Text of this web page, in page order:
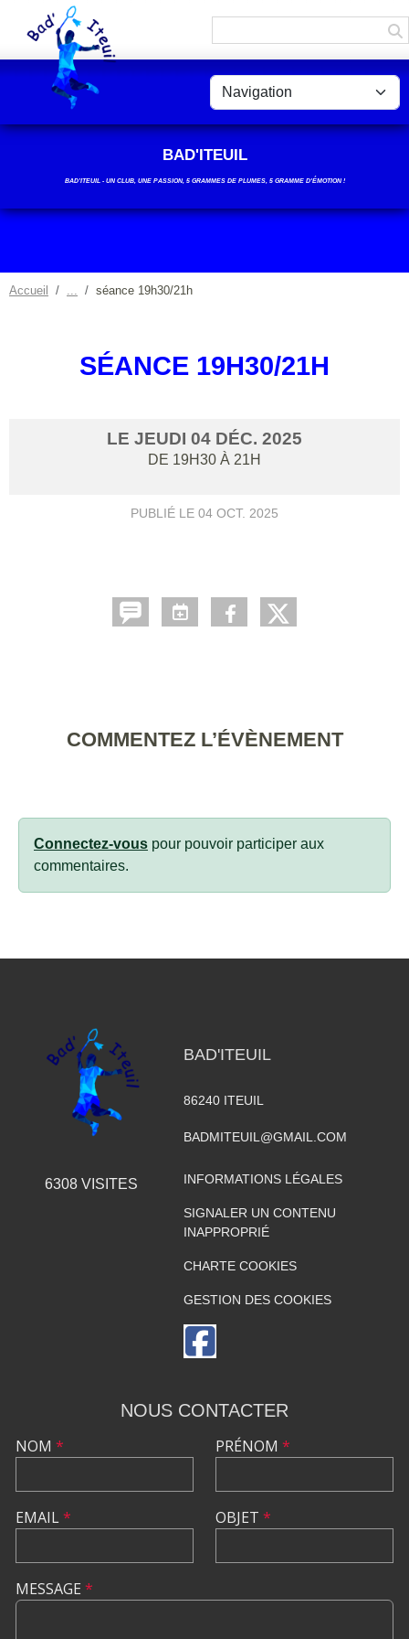
BAD'ITEUIL
BAD’ITEUIL - UN CLUB, UNE PASSION, 5 GRAMMES DE PLUMES, 5 GRAMME D'ÉMOTION !
Accueil séance 19h30/21h
SÉANCE 19H30/21H
LE JEUDI 04 DÉC. 2025
DE 19H30 À 21H
PUBLIÉ LE 04 OCT. 2025
COMMENTEZ L’ÉVÈNEMENT
Connectez-vous pour pouvoir participer aux
commentaires.
6308 VISITES
BAD'ITEUIL
86240 ITEUIL
BADMITEUIL@GMAIL.COM
INFORMATIONS LÉGALES
SIGNALER UN CONTENU
INAPPROPRIÉ
CHARTE COOKIES
GESTION DES COOKIES
NOUS CONTACTER
NOM *
EMAIL*
PRÉNOM *
OBJET *
MESSAGE *
Panneau de gestion des cookies